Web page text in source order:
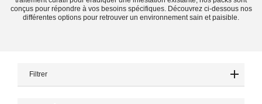
conçus pour répondre à vos besoins spécifiques. Découvrez ci-dessous nos
différentes options pour retrouver un environnement sain et paisible.
Filtrer